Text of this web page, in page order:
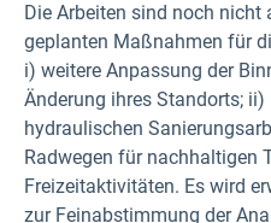
Die Arbeiten sind noch nicht
geplanten Maßnahmen für
i) weitere Anpassung der
Änderung ihres Standorts;
hydraulischen
Radwegen für nachhaltigen
Freizeitaktivitäten. Es wird
zur Feinabstimmung der